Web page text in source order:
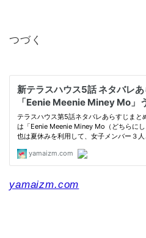
つづく
yamaizm.com